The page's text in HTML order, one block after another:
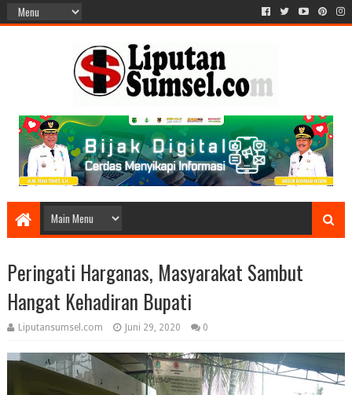
Peringati Harganas, Masyarakat Sambut
Hangat Kehadiran Bupati
Liputansumsel.com Juni 29, 2020 0